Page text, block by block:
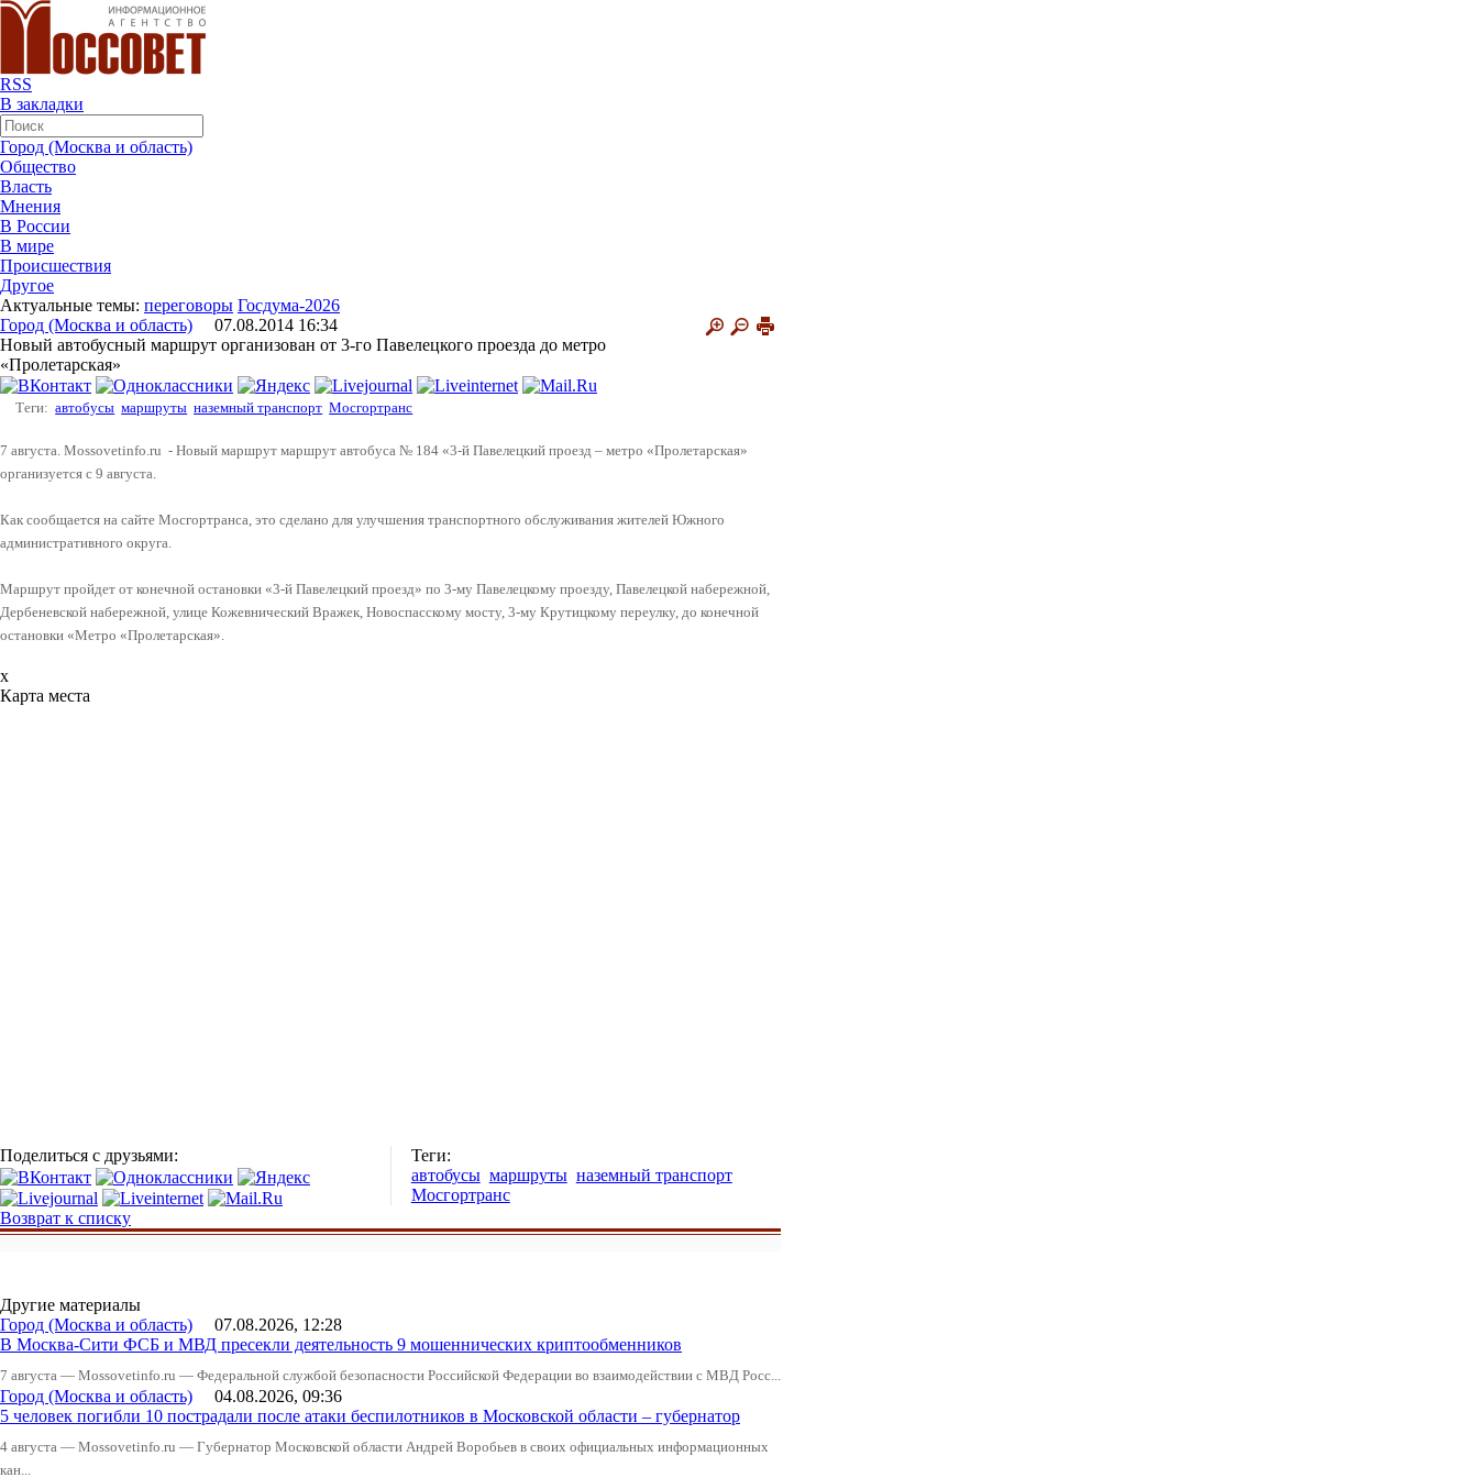
RSS
В закладки
Город (Москва и область)
Общество
Власть
Мнения
В России
В мире
Происшествия
Другое
Актуальные темы: переговоры Госдума-2026
Город (Москва и область) 07.08.2014 16:34
Новый автобусный маршрут организован от 3-го Павелецкого проезда до метро
«Пролетарская»
Теги: автобусы маршруты наземный транспорт Мосгортранс
7 августа. Mossovetinfo.ru - Новый маршрут маршрут автобуса № 184 «3-й Павелецкий проезд – метро «Пролетарская»
организуется с 9 августа.
Как сообщается на сайте Мосгортранса, это сделано для улучшения транспортного обслуживания жителей Южного
административного округа.
Маршрут пройдет от конечной остановки «3-й Павелецкий проезд» по 3-му Павелецкому проезду, Павелецкой набережной,
Дербеневской набережной, улице Кожевнический Вражек, Новоспасскому мосту, 3-му Крутицкому переулку, до конечной
остановки «Метро «Пролетарская».
x
Карта места
Поделиться с друзьями:
Теги:
автобусы маршруты наземный транспорт
Мосгортранс
Возврат к списку
Другие материалы
Город (Москва и область) 07.08.2026, 12:28
В Москва-Сити ФСБ и МВД пресекли деятельность 9 мошеннических криптообменников
7 августа — Mossovetinfo.ru — Федеральной службой безопасности Российской Федерации во взаимодействии с МВД Росс...
Город (Москва и область) 04.08.2026, 09:36
5 человек погибли 10 пострадали после атаки беспилотников в Московской области – губернатор
4 августа — Mossovetinfo.ru — Губернатор Московской области Андрей Воробьев в своих официальных информационных
кан...